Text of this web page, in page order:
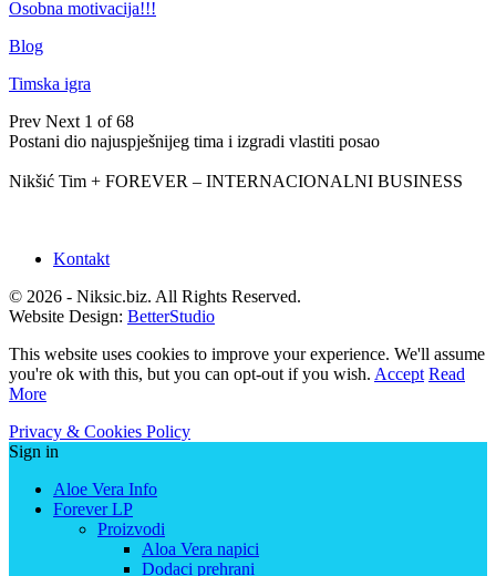
Osobna motivacija!!!
Blog
Timska igra
Prev Next 1 of 68
Postani dio najuspješnijeg tima i izgradi vlastiti posao
Nikšić Tim + FOREVER – INTERNACIONALNI BUSINESS
Kontakt
© 2026 - Niksic.biz. All Rights Reserved.
Website Design: BetterStudio
This website uses cookies to improve your experience. We'll assume
you're ok with this, but you can opt-out if you wish. Accept Read
More
Privacy & Cookies Policy
Sign in
Aloe Vera Info
Forever LP
Proizvodi
Aloa Vera napici
Dodaci prehrani